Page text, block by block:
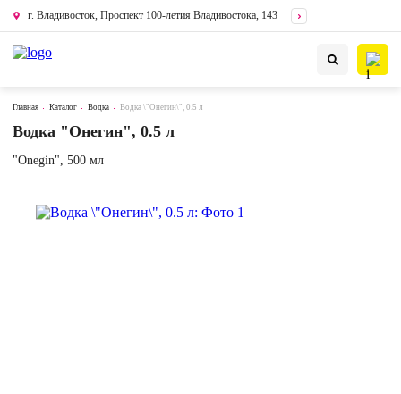
г. Владивосток, Проспект 100-летия Владивостока, 143
Главная Каталог Водка Водка \"Онегин\", 0.5 л
Водка "Онегин", 0.5 л
"Onegin", 500 мл